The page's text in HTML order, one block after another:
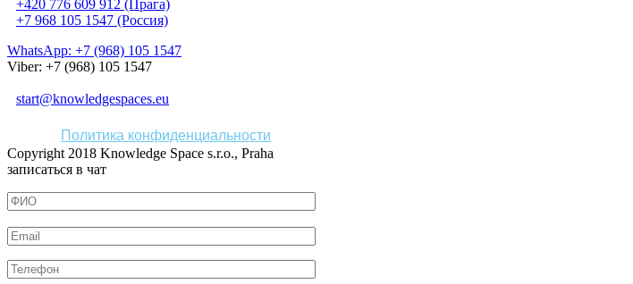
+420 776 609 912 (Прага)
+7 968 105 1547 (Россия)
WhatsApp: +7 (968) 105 1547
Viber: +7 (968) 105 1547
start@knowledgespaces.eu
Политика конфиденциальности
Copyright 2018 Knowledge Space s.r.o., Praha
записаться в чат